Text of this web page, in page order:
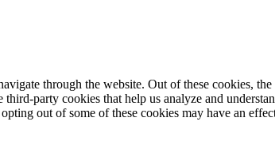
through the website. Out of these cookies,
party cookies that help us analyze and
out of some of these cookies may have an